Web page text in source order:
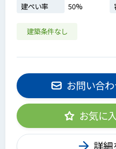
建ぺい率
50%
建築条件なし
お問い合
お気に
詳細